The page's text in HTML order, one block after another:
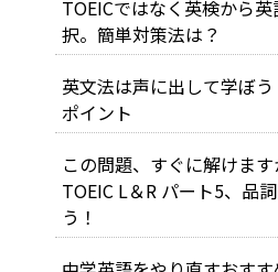
TOEICではなく英検から
択。簡単対策法は？
英文法は声に出して学ぼ
ポイント
この問題、すぐに解けま
TOEIC L＆R パート5、品
う！